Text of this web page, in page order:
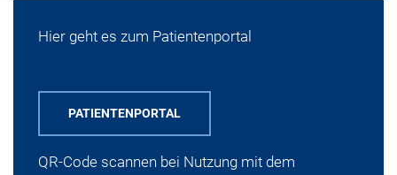
Hier geht es zum Patientenportal
PATIENTENPORTAL
QR-Code scannen bei Nutzung mit dem